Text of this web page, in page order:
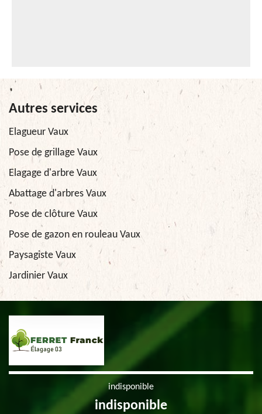
Autres services
Elagueur Vaux
Pose de grillage Vaux
Elagage d'arbre Vaux
Abattage d'arbres Vaux
Pose de clôture Vaux
Pose de gazon en rouleau Vaux
Paysagiste Vaux
Jardinier Vaux
indisponible
indisponible